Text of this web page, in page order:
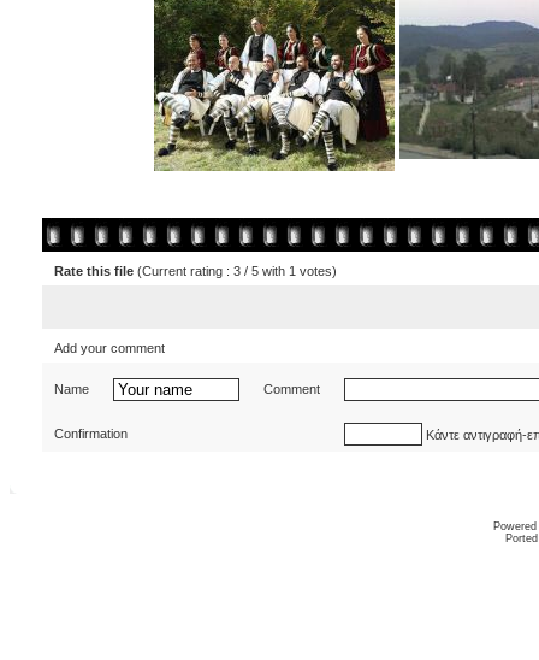
Rate this file (Current rating : 3 / 5 with 1 votes)
Add your comment
Name Comment
Confirmation Κάντε αντιγραφή-